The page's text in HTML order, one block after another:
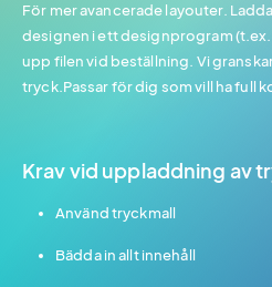
För mer avancerade layouter.
designen i ett designprogram
upp filen vid beställning. Vi
tryck.Passar för dig som vill ha full
Krav vid uppladdning av
Använd tryckmall
Bädda in allt innehåll